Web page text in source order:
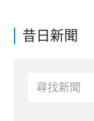
昔日新聞